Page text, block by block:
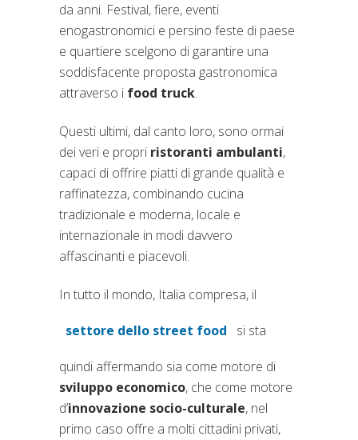
da anni. Festival, fiere, eventi
enogastronomici e persino feste di paese
e quartiere scelgono di garantire una
soddisfacente proposta gastronomica
attraverso i food truck.
Questi ultimi, dal canto loro, sono ormai
dei veri e propri ristoranti ambulanti,
capaci di offrire piatti di grande qualità e
raffinatezza, combinando cucina
tradizionale e moderna, locale e
internazionale in modi davvero
affascinanti e piacevoli.
In tutto il mondo, Italia compresa, il
settore dello street food
(si apre in una nuova scheda)
si sta
quindi affermando sia come motore di
sviluppo economico, che come motore
d’innovazione socio-culturale, nel
primo caso offre a molti cittadini privati,